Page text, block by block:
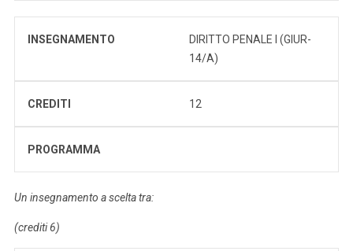
INSEGNAMENTO
DIRITTO PENALE I (GIUR-
14/A)
CREDITI 12
PROGRAMMA
Un insegnamento a scelta tra:
(crediti 6)